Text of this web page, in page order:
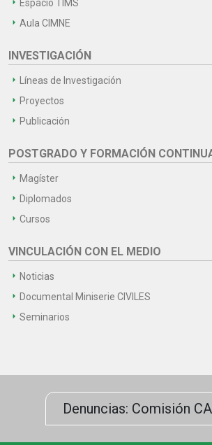
Espacio TIMS
Aula CIMNE
INVESTIGACIÓN
Líneas de Investigación
Proyectos
Publicación
POSTGRADO Y FORMACIÓN
Magíster
Diplomados
Cursos
VINCULACIÓN CON EL MEDIO
Noticias
Documental Miniserie CIVILES
Seminarios
Denuncias: Comisión